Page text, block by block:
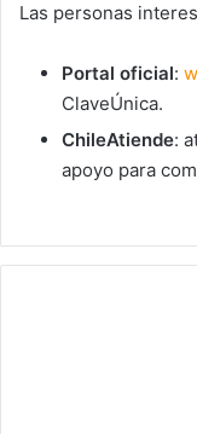
Las personas
Portal oficial:
ClaveÚnica.
ChileAtiende:
apoyo para